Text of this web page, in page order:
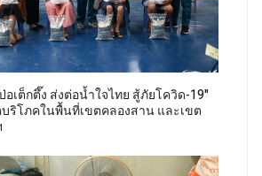
เต็กตึ๊ง ส่งต่อน้ำใจไทย สู้ภัยโควิด-19"
บริโภคในพื้นที่เขตคลองสาน และเขต